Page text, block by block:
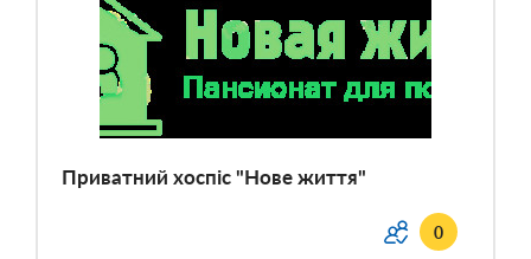
Приватний хоспіс "Нове життя"
0